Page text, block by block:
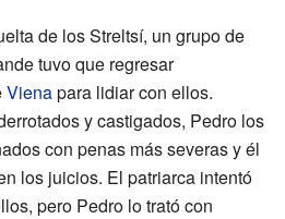
de los Streltsí, un grupo de
tuvo que regresar
Vienapara lidiar con ellos.
y castigados, Pedro los
con penas más severas y él
los juicios. El patriarca intentó
pero Pedro lo trató con